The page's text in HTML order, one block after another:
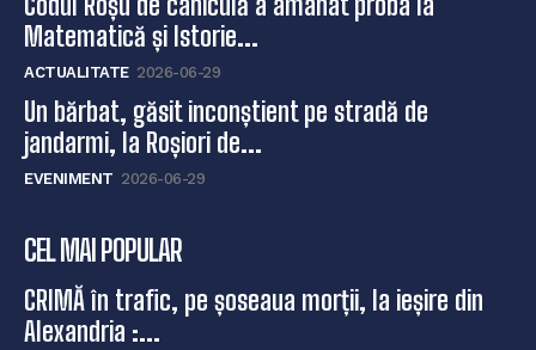
Matematică și Istorie...
ACTUALITATE 2026-06-29
Un bărbat, găsit inconștient pe stradă de
jandarmi, la Roșiori de...
EVENIMENT 2026-06-29
CEL MAI POPULAR
CRIMĂ în trafic, pe șoseaua morții, la ieșire din
Alexandria :...